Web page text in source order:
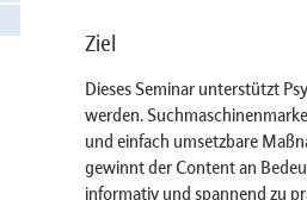
Ziel
Dieses Seminar unterstützt
werden.
und einfach umsetzbare
gewinnt der Content an
informativ und spannend zu